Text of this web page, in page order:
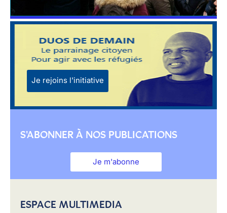
Je rejoins l'initiative
S'ABONNER À NOS PUBLICATIONS
Je m'abonne
ESPACE MULTIMEDIA